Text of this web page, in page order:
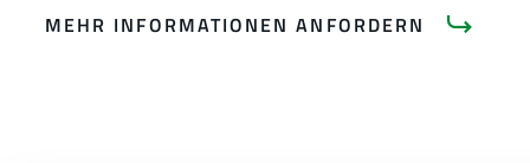
MEHR INFORMATIONEN ANFORDERN